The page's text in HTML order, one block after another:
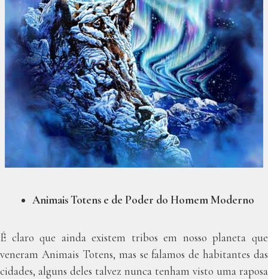
Animais Totens e de Poder do Homem Moderno
É claro que ainda existem tribos em nosso planeta que
veneram Animais Totens, mas se falamos de habitantes das
cidades, alguns deles talvez nunca tenham visto uma raposa